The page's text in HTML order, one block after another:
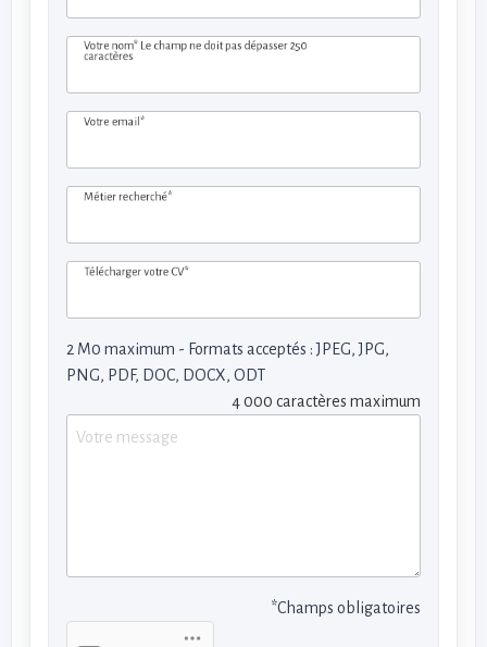
Votre nom* Le champ ne doit pas dépasser 250
caractères
Votre email*
Métier recherché*
Télécharger votre CV*
2 M0 maximum - Formats acceptés : JPEG, JPG,
PNG, PDF, DOC, DOCX, ODT
4 000 caractères maximum
*Champs obligatoires